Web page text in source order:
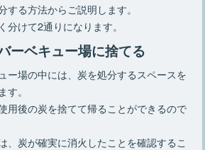
する方法からご説明します。
けて2通りになります。
ーベキュー場に捨てる
ー場の中には、炭を処分するスペースを
。
用後の炭を捨てて帰ることができるので
、炭が確実に消火したことを確認するこ